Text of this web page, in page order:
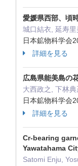
愛媛県西部、頃
城口結衣, 延寿里
日本鉱物科学会
詳細を見る
広島県能美島の
大西政之, 下林
日本鉱物科学会
詳細を見る
Cr-bearing
Yawatahama
Satomi Enju,